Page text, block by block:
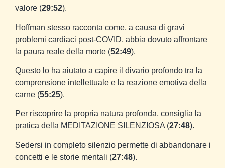
valore (29:52).
Hoffman stesso racconta come, a causa di gravi
problemi cardiaci post-COVID, abbia dovuto affrontare
la paura reale della morte (52:49).
Questo lo ha aiutato a capire il divario profondo tra la
comprensione intellettuale e la reazione emotiva della
carne (55:25).
Per riscoprire la propria natura profonda, consiglia la
pratica della MEDITAZIONE SILENZIOSA (27:48).
Sedersi in completo silenzio permette di abbandonare i
concetti e le storie mentali (27:48).